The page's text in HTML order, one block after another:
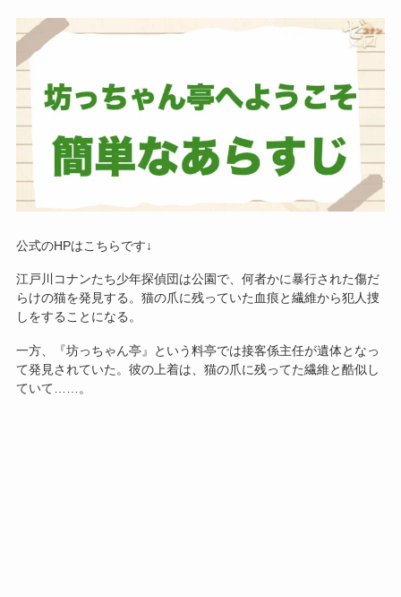
公式のHPはこちらです↓
江戸川コナンたち少年探偵団は公園で、何者かに暴行された傷だ
らけの猫を発見する。猫の爪に残っていた血痕と繊維から犯人捜
しをすることになる。
一方、『坊っちゃん亭』という料亭では接客係主任が遺体となっ
て発見されていた。彼の上着は、猫の爪に残ってた繊維と酷似し
ていて……。